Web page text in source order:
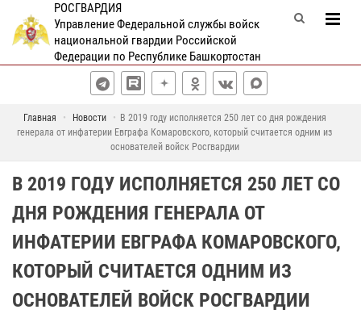
РОСГВАРДИЯ
Управление Федеральной службы войск
национальной гвардии Российской
Федерации по Республике Башкортостан
Главная Новости
В 2019 году исполняется 250 лет со дня рождения
генерала от инфатерии Евграфа Комаровского, который считается одним из
основателей войск Росгвардии
В 2019 ГОДУ ИСПОЛНЯЕТСЯ 250 ЛЕТ СО
ДНЯ РОЖДЕНИЯ ГЕНЕРАЛА ОТ
ИНФАТЕРИИ ЕВГРАФА КОМАРОВСКОГО,
КОТОРЫЙ СЧИТАЕТСЯ ОДНИМ ИЗ
ОСНОВАТЕЛЕЙ ВОЙСК РОСГВАРДИИ